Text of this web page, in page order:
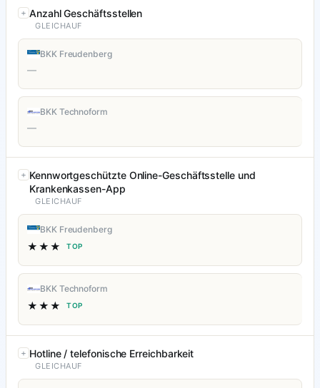
Anzahl Geschäftsstellen
GLEICHAUF
BKK Freudenberg
—
BKK Technoform
—
Kennwortgeschützte Online-Geschäftsstelle und
Krankenkassen-App
GLEICHAUF
BKK Freudenberg
★★★ TOP
BKK Technoform
★★★ TOP
Hotline / telefonische Erreichbarkeit
GLEICHAUF